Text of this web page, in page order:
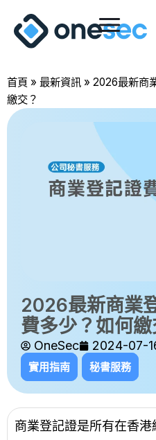
首頁 » 最新資訊 » 2026最新商
繳交？
2026最新商業
費多少？如何繳
OneSec 2024-07-
實用指南 秘書服務
商業登記證是所有在香